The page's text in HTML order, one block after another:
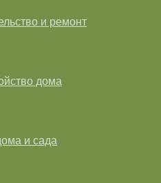
и ремонт
дома
и сада